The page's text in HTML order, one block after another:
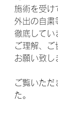
施術を受け
外出の自粛
徹底してい
ご理解、ご
お願い致し
ご覧いただ
た。